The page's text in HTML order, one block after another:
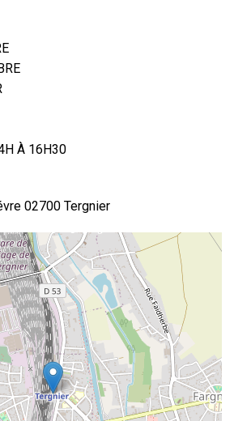
À 16H30
02700 Tergnier